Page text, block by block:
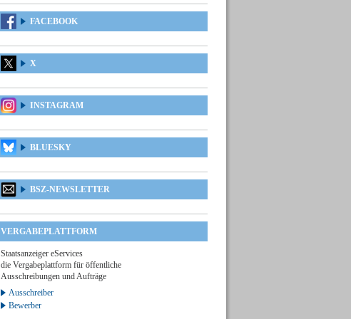
FACEBOOK
X
INSTAGRAM
BLUESKY
BSZ-NEWSLETTER
VERGABEPLATTFORM
Staatsanzeiger eServices
die Vergabeplattform für öffentliche
Ausschreibungen und Aufträge
Ausschreiber
Bewerber